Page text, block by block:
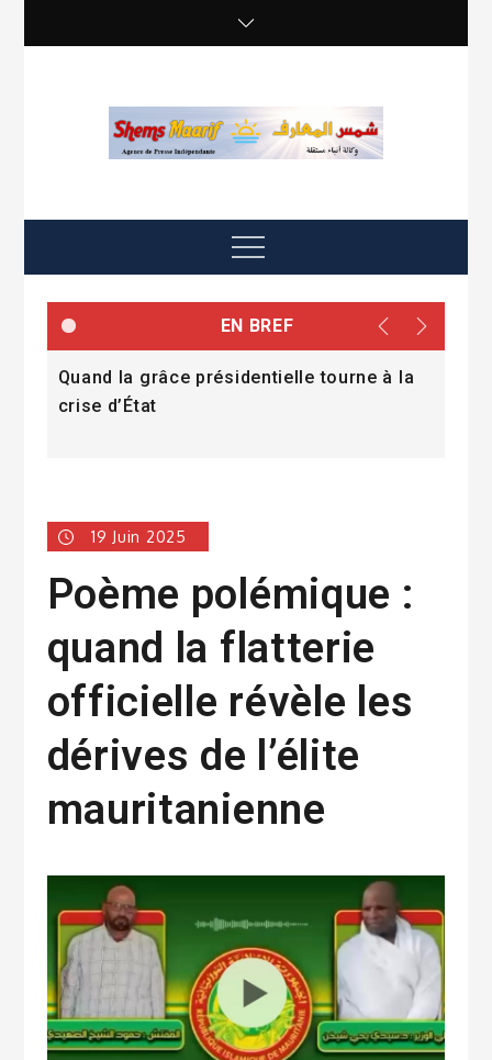
Menu
EN BREF
Quand la grâce présidentielle tourne à la
crise d’État
19 Juin 2025
Poème polémique :
quand la flatterie
officielle révèle les
dérives de l’élite
mauritanienne